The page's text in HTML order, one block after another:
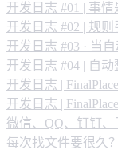
开发日志 #01 | 事
开发日志 #02 | 规则
开发日志 #03 · 当
开发日志 #04 | 自
开发日志 |
开发日志 |
微信、QQ、钉钉
每次找文件要很久